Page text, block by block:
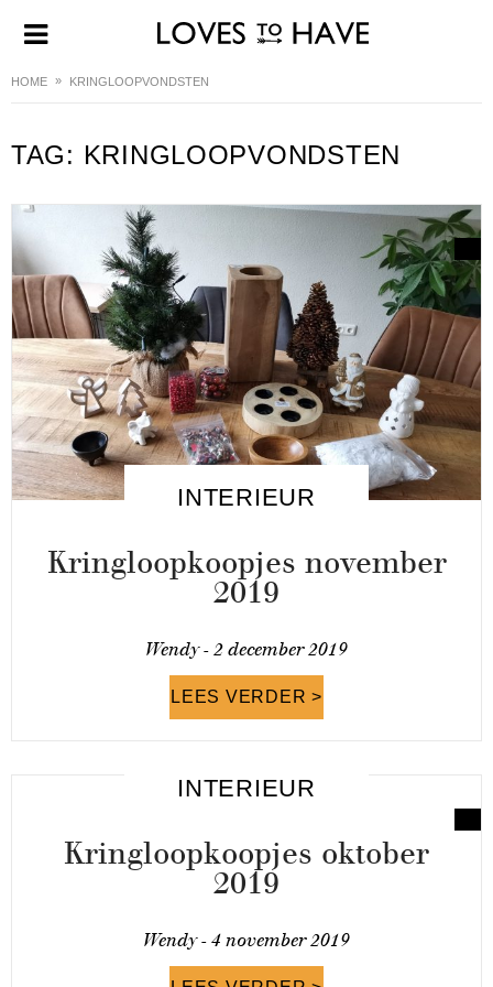
HOME KRINGLOOPVONDSTEN
TAG: KRINGLOOPVONDSTEN
INTERIEUR
Kringloopkoopjes november
2019
Wendy - 2 december 2019
LEES VERDER >
INTERIEUR
Kringloopkoopjes oktober
2019
Wendy - 4 november 2019